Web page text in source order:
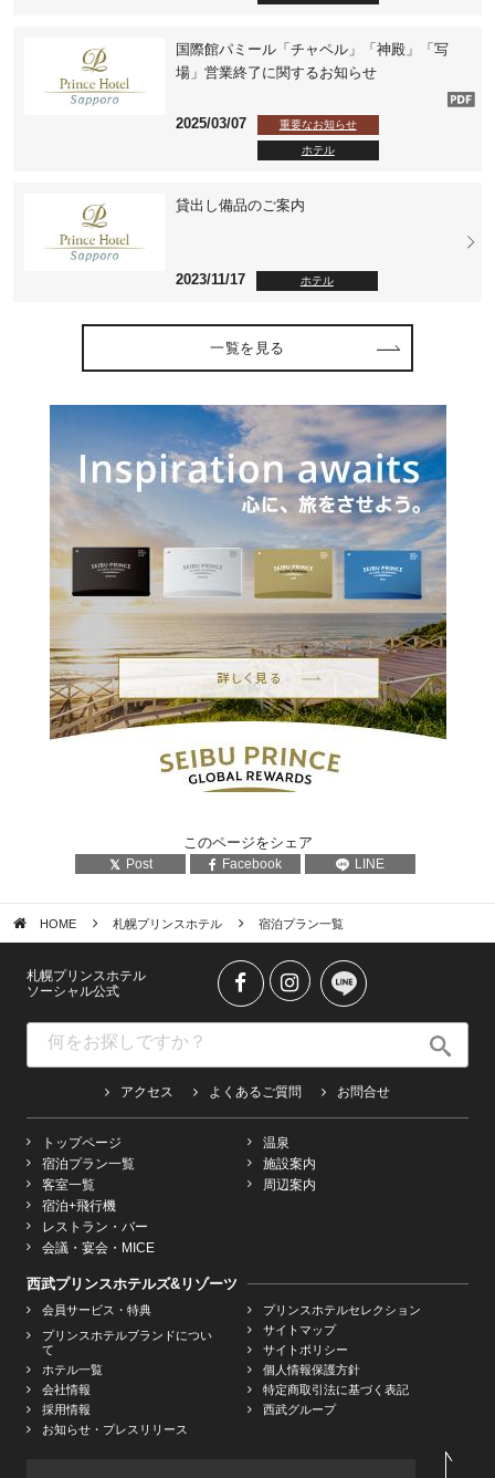
国際館パミール「チャペル」「神殿」「写
場」営業終了に関するお知らせ
2025/03/07 重要なお知らせ
ホテル
貸出し備品のご案内
2023/11/17 ホテル
一覧を見る
このページをシェア
Post Facebook LINE
HOME 札幌プリンスホテル 宿泊プラン一覧
札幌プリンスホテル
ソーシャル公式
アクセス よくあるご質問 お問合せ
トップページ
宿泊プラン一覧
客室一覧
宿泊+飛行機
レストラン・バー
会議・宴会・MICE
温泉
施設案内
周辺案内
西武プリンスホテルズ&リゾーツ
会員サービス・特典
プリンスホテルブランドについ
て
ホテル一覧
会社情報
採用情報
お知らせ・プレスリリース
プリンスホテルセレクション
サイトマップ
サイトポリシー
個人情報保護方針
特定商取引法に基づく表記
西武グループ